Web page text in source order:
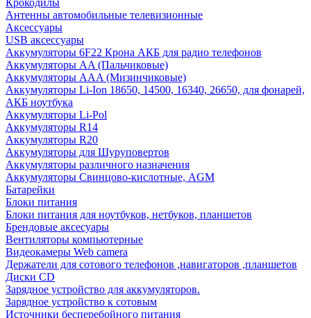
Крокодилы
Антенны автомобильные телевизионные
Аксессуары
USB аксессуары
Аккумуляторы 6F22 Крона АКБ для радио телефонов
Аккумуляторы AA (Пальчиковые)
Аккумуляторы AAA (Мизинчиковые)
Аккумуляторы Li-Ion 18650, 14500, 16340, 26650, для фонарей,
АКБ ноутбука
Аккумуляторы Li-Pol
Аккумуляторы R14
Аккумуляторы R20
Аккумуляторы для Шуруповертов
Аккумуляторы различного назначения
Аккумуляторы Свинцово-кислотные, AGM
Батарейки
Блоки питания
Блоки питания для ноутбуков, нетбуков, планшетов
Брендовые аксесуары
Вентиляторы компьютерные
Видеокамеры Web camera
Держатели для сотового телефонов ,навигаторов ,планшетов
Диски CD
Зарядное устройство для аккумуляторов.
Зарядное устройство к сотовым
Источники бесперебойного питания